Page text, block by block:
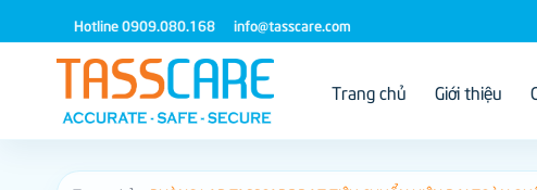
qua
Hotline 0909.080.168 info@tasscare.com
Trang chủ Giới thiệu